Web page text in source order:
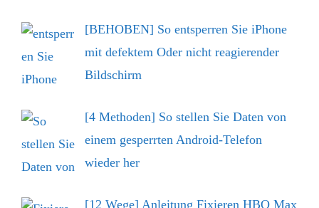
[BEHOBEN] So entsperren Sie iPhone
mit defektem Oder nicht reagierender
Bildschirm
[4 Methoden] So stellen Sie Daten von
einem gesperrten Android-Telefon
wieder her
[12 Wege] Anleitung Fixieren HBO Max